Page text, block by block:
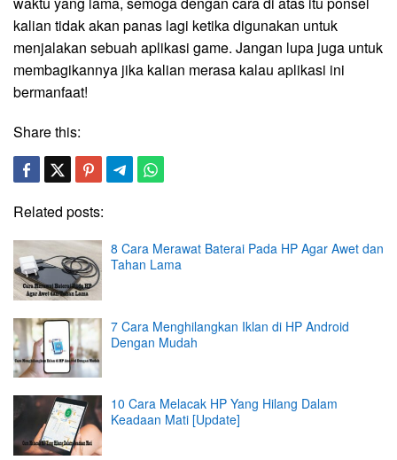
kalian tidak akan panas lagi ketika digunakan untuk
menjalakan sebuah aplikasi game. Jangan lupa juga untuk
membagikannya jika kalian merasa kalau aplikasi ini
bermanfaat!
Share this:
Related posts:
8 Cara Merawat Baterai Pada HP Agar Awet dan
Tahan Lama
7 Cara Menghilangkan Iklan di HP Android
Dengan Mudah
10 Cara Melacak HP Yang Hilang Dalam
Keadaan Mati [Update]